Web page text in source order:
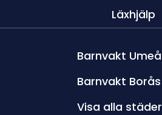
Läxhjälp
Barnvakt Umeå
Barnvakt Borås
Visa alla städer